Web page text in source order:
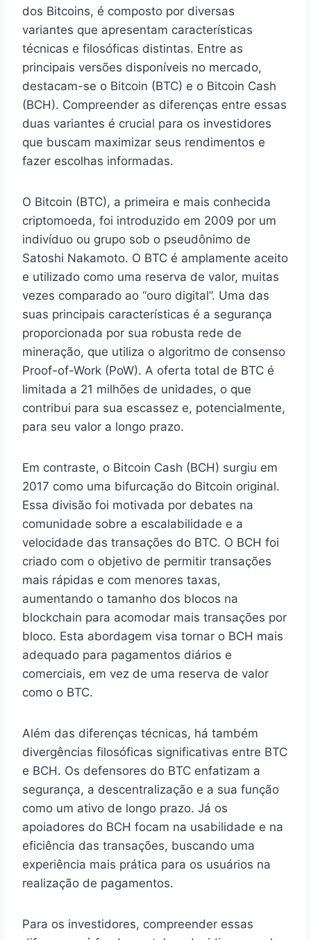
dos Bitcoins, é composto por diversas
variantes que apresentam características
técnicas e filosóficas distintas. Entre as
principais versões disponíveis no mercado,
destacam-se o Bitcoin (BTC) e o Bitcoin Cash
(BCH). Compreender as diferenças entre essas
duas variantes é crucial para os investidores
que buscam maximizar seus rendimentos e
fazer escolhas informadas.
O Bitcoin (BTC), a primeira e mais conhecida
criptomoeda, foi introduzido em 2009 por um
indivíduo ou grupo sob o pseudônimo de
Satoshi Nakamoto. O BTC é amplamente aceito
e utilizado como uma reserva de valor, muitas
vezes comparado ao “ouro digital”. Uma das
suas principais características é a segurança
proporcionada por sua robusta rede de
mineração, que utiliza o algoritmo de consenso
Proof-of-Work (PoW). A oferta total de BTC é
limitada a 21 milhões de unidades, o que
contribui para sua escassez e, potencialmente,
para seu valor a longo prazo.
Em contraste, o Bitcoin Cash (BCH) surgiu em
2017 como uma bifurcação do Bitcoin original.
Essa divisão foi motivada por debates na
comunidade sobre a escalabilidade e a
velocidade das transações do BTC. O BCH foi
criado com o objetivo de permitir transações
mais rápidas e com menores taxas,
aumentando o tamanho dos blocos na
blockchain para acomodar mais transações por
bloco. Esta abordagem visa tornar o BCH mais
adequado para pagamentos diários e
comerciais, em vez de uma reserva de valor
como o BTC.
Além das diferenças técnicas, há também
divergências filosóficas significativas entre BTC
e BCH. Os defensores do BTC enfatizam a
segurança, a descentralização e a sua função
como um ativo de longo prazo. Já os
apoiadores do BCH focam na usabilidade e na
eficiência das transações, buscando uma
experiência mais prática para os usuários na
realização de pagamentos.
Para os investidores, compreender essas